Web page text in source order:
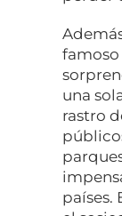
famoso
una
rastro
países.